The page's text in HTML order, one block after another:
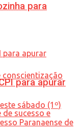
para
para apurar